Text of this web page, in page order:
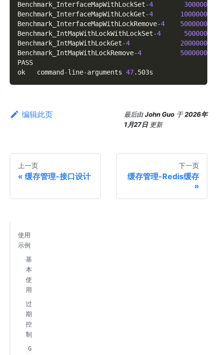
Benchmark_InterfaceMapWithLockSet-4
3000000
Benchmark_InterfaceMapWithLockGet-4
10000000
Benchmark_InterfaceMapWithLockRemove-4
50000000
Benchmark_IntMapWithLockWithLockSet-4
5000000
Benchmark_IntMapWithLockGet-4
20000000
Benchmark_IntMapWithLockRemove-4
50000000
PASS
ok   command -line-arguments 47. 503s
编辑此页 最后由John Guo 于2026年
1月27日 更新
上一页
缓存管理-接口设计
下一页
缓存管理-Redis缓存
使用
示例
基
本
使
用
过
期
控
制
G